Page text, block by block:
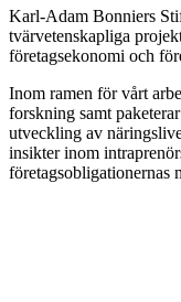
Karl-Adam Bonniers
tvärvetenskapliga
företagsekonomi och
Inom ramen för vårt
forskning samt
utveckling av
insikter inom
företagsobligationernas